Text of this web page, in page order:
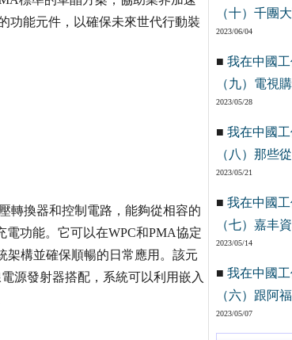
功能元件，以確保未來世代行動裝
換器和控制電路，能夠從相容的
功能。它可以在WPC和PMA協定
架構並確保順暢的日常應用。該元
源發射器搭配，系統可以利用嵌入
（十）千團
2023/06/04
■ 我在中國
（九）電視
2023/05/28
■ 我在中國
（八）那些
2023/05/21
■ 我在中國
（七）嘉丰
2023/05/14
■ 我在中國
（六）跟阿
2023/05/07